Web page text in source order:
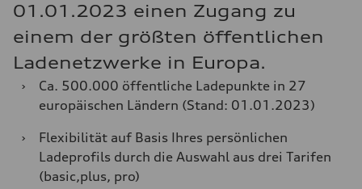
01.01.2023 einen Zugang zu
einem der größten öffentlichen
Ladenetzwerke in Europa.
›
Ca. 500.000 öffentliche Ladepunkte in 27
europäischen Ländern (Stand: 01.01.2023)
›
Flexibilität auf Basis Ihres persönlichen
Ladeprofils durch die Auswahl aus drei Tarifen
(basic,plus, pro)